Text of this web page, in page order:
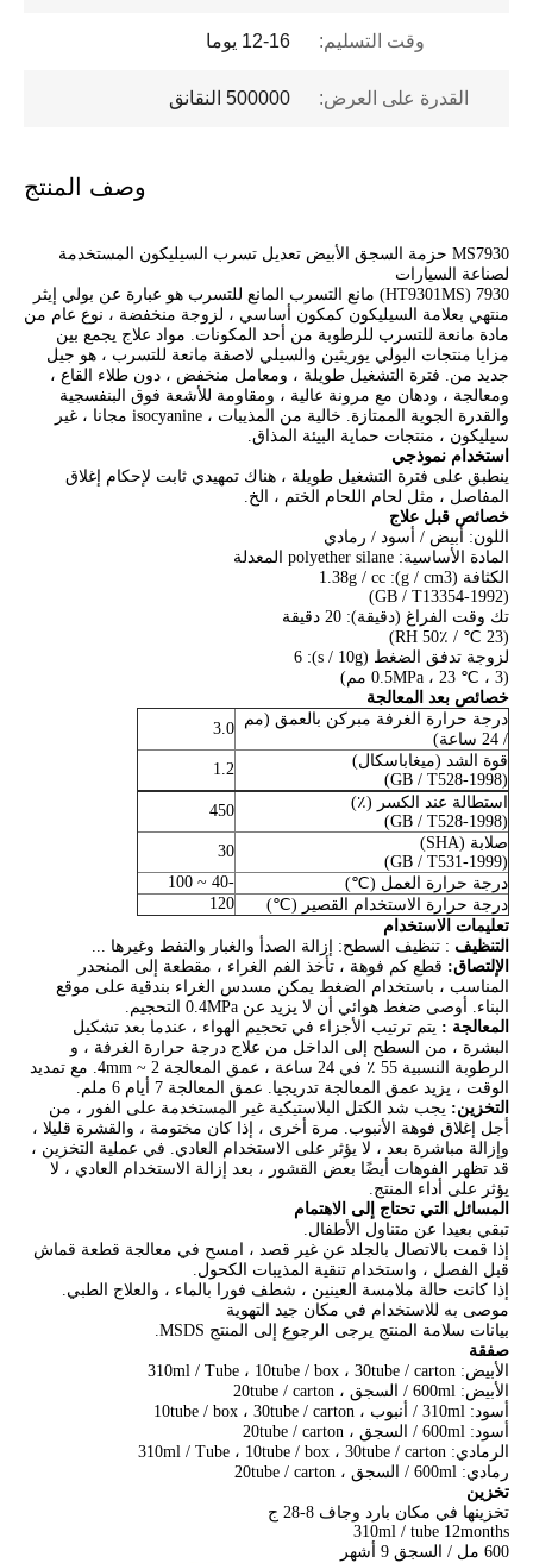
وقت التسليم: 12-16 يوما
القدرة على العرض: 500000 النقانق
وصف المنتج
MS7930 حزمة السجق الأبيض تعديل تسرب السيليكون المستخدمة
لصناعة السيارات
7930 (HT9301MS) مانع التسرب المانع للتسرب هو عبارة عن بولي إيثر
منتهي بعلامة السيليكون كمكون أساسي ، لزوجة منخفضة ، نوع عام من
مادة مانعة للتسرب للرطوبة من أحد المكونات. مواد علاج يجمع بين
مزايا منتجات البولي يوريثين والسيلي لاصقة مانعة للتسرب ، هو جيل
جديد من. فترة التشغيل طويلة ، ومعامل منخفض ، دون طلاء القاع ،
ومعالجة ، ودهان مع مرونة عالية ، ومقاومة للأشعة فوق البنفسجية
والقدرة الجوية الممتازة. خالية من المذيبات ، isocyanine مجانا ، غير
سيليكون ، منتجات حماية البيئة المذاق.
استخدام نموذجي
ينطبق على فترة التشغيل طويلة ، هناك تمهيدي ثابت لإحكام إغلاق
المفاصل ، مثل لحام اللحام الختم ، الخ.
خصائص قبل علاج
اللون: أبيض / أسود / رمادي
المادة الأساسية: polyether silane المعدلة
الكثافة (g / cm3): 1.38g / cc
(GB / T13354-1992)
تك وقت الفراغ (دقيقة): 20 دقيقة
(23 ℃ / 50٪ RH)
لزوجة تدفق الضغط (s / 10g): 6
(0.5MPa ، 23 ℃ ، 3 مم)
خصائص بعد المعالجة
درجة حرارة الغرفة مبركن بالعمق (مم
/ 24 ساعة)
3.0
قوة الشد (ميغاباسكال)
(GB / T528-1998)
1.2
استطالة عند الكسر (٪)
(GB / T528-1998)
450
صلابة (SHA)
(GB / T531-1999)
30
درجة حرارة العمل (℃)
-40 ~ 100
درجة حرارة الاستخدام القصير (℃)
120
تعليمات الاستخدام
التنظيف : تنظيف السطح: إزالة الصدأ والغبار والنفط وغيرها ...
الإلتصاق: قطع كم فوهة ، تأخذ الفم الغراء ، مقطعة إلى المنحدر
المناسب ، باستخدام الضغط يمكن مسدس الغراء بندقية على موقع
البناء. أوصى ضغط هوائي أن لا يزيد عن 0.4MPa التحجيم.
المعالجة : يتم ترتيب الأجزاء في تحجيم الهواء ، عندما بعد تشكيل
البشرة ، من السطح إلى الداخل من علاج درجة حرارة الغرفة ، و
الرطوبة النسبية 55 ٪ في 24 ساعة ، عمق المعالجة 2 ~ 4mm. مع تمديد
الوقت ، يزيد عمق المعالجة تدريجيا. عمق المعالجة 7 أيام 6 ملم.
التخزين: يجب شد الكتل البلاستيكية غير المستخدمة على الفور ، من
أجل إغلاق فوهة الأنبوب. مرة أخرى ، إذا كان مختومة ، والقشرة قليلا ،
وإزالة مباشرة بعد ، لا يؤثر على الاستخدام العادي. في عملية التخزين ،
قد تظهر الفوهات أيضًا بعض القشور ، بعد إزالة الاستخدام العادي ، لا
يؤثر على أداء المنتج.
المسائل التي تحتاج إلى الاهتمام
تبقي بعيدا عن متناول الأطفال.
إذا قمت بالاتصال بالجلد عن غير قصد ، امسح في معالجة قطعة قماش
قبل الفصل ، واستخدام تنقية المذيبات الكحول.
إذا كانت حالة ملامسة العينين ، شطف فورا بالماء ، والعلاج الطبي.
موصى به للاستخدام في مكان جيد التهوية
بيانات سلامة المنتج يرجى الرجوع إلى المنتج MSDS.
صفقة
الأبيض: 310ml / Tube ، 10tube / box ، 30tube / carton
الأبيض: 600ml / السجق ، 20tube / carton
أسود: 310ml / أنبوب ، 10tube / box ، 30tube / carton
أسود: 600ml / السجق ، 20tube / carton
الرمادي: 310ml / Tube ، 10tube / box ، 30tube / carton
رمادي: 600ml / السجق ، 20tube / carton
تخزين
تخزينها في مكان بارد وجاف 8-28 ج
310ml / tube 12months
600 مل / السجق 9 أشهر